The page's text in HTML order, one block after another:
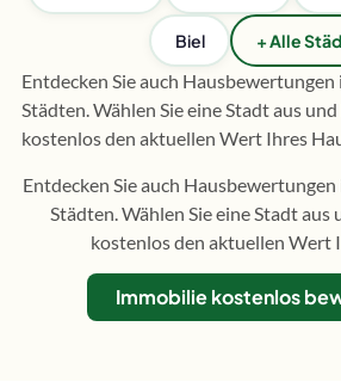
Biel + Alle
Entdecken Sie auch
Städten. Wählen Sie eine Stadt aus
kostenlos den aktuellen Wert Ihres
Entdecken Sie auch
Städten. Wählen Sie eine Stadt aus
kostenlos den aktuellen Wert
Immobilie kostenlos